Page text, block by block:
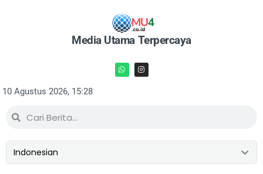
Media Utama Terpercaya
10 Agustus 2026, 15:28